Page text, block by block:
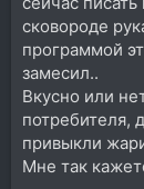
сковороде
программой
замесил..
Вкусно или
потребителя,
привыкли
Мне так